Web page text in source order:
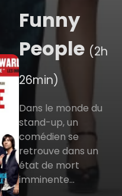
Funny
People (2h
26min)
Dans le monde du
stand-up, un
comédien se
retrouve dans un
état de mort
imminente...